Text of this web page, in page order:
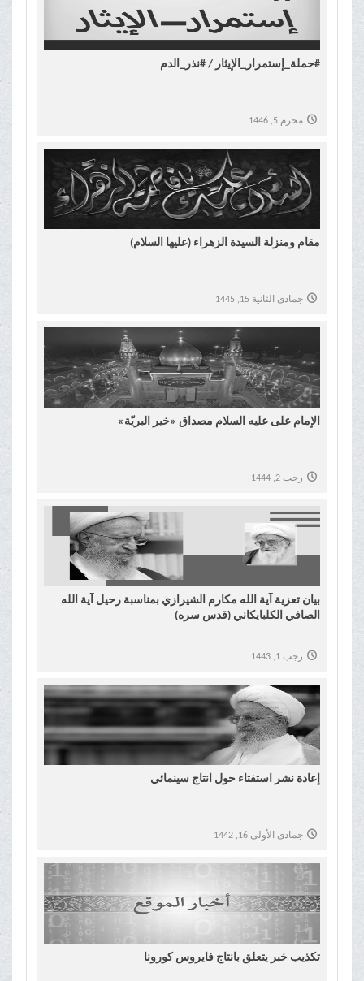
#حملة_إستمرار_الإيثار / #نذر_الدم
محرم 5, 1446
مقام ومنزلة السیدة الزهراء (علیها السلام)
جمادى الثانية 15, 1445
الإمام علی علیه السلام مصداق «خیر البریّة»
رجب 2, 1444
بيان تعزية آیة الله مکارم الشیرازي بمناسبة رحيل آية الله
الصافي الکلبایکاني (قدس سره)
رجب 1, 1443
إعادة نشر استفتاء حول انتاج سينمائي
جمادى الأولى 16, 1442
تكذيب خبر يتعلق بانتاج فايروس كورونا